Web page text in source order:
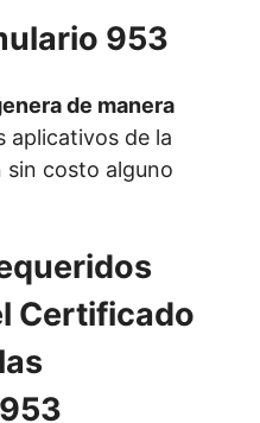
953
de manera
aplicativos de la
sin costo alguno
Certificado